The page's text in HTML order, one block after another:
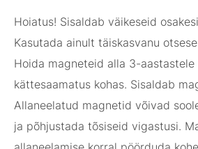
Hoiatus! Sisaldab väikeseid
Kasutada ainult täiskasvanu
Hoida magneteid alla 3-aastastele
kättesaamatus kohas. Sisaldab
Allaneelatud magnetid võivad
ja põhjustada tõsiseid vigastusi.